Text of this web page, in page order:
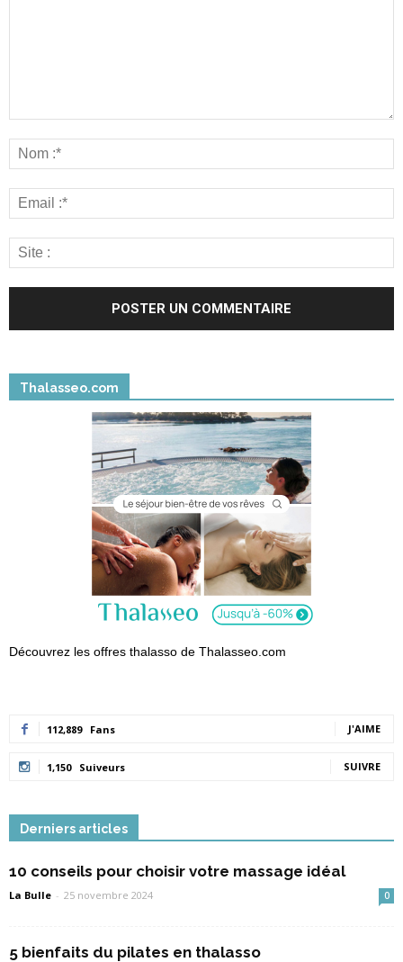
Thalasseo.com
Découvrez les offres thalasso de Thalasseo.com
112,889 Fans J'AIME
1,150 Suiveurs SUIVRE
Derniers articles
10 conseils pour choisir votre massage idéal
La Bulle - 25 novembre 2024 0
5 bienfaits du pilates en thalasso